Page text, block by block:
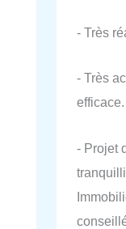
- Très
- Très
efficace.
- Projet